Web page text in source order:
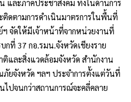
และภาคประชาสังคม ทั้งในด้านการ
ดตามการดำเนินมาตรการในพื้นที่
ฯ จัดให้มีเจ้าหน้าที่จากหน่วยงานที่
ที่ 37 กอ.รมน.จังหวัดเชียงราย
และสิ่งแวดล้อมจังหวัด สำนักงาน
ยจังหวัด ฯลฯ ประจำการตั้งแต่วันที่
ปจนกว่าสถานการณ์จะคลี่คลาย